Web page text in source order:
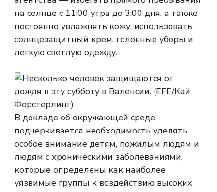
на солнце с 11:00 утра до 3:00 дня, а также
постоянно увлажнять кожу, использовать
солнцезащитный крем, головные уборы и
легкую светлую одежду.
В докладе об окружающей среде
подчеркивается необходимость уделять
особое внимание детям, пожилым людям и
людям с хроническими заболеваниями,
которые определены как наиболее
уязвимые группы к воздействию высоких